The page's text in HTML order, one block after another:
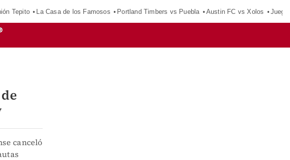
Tepito La Casa de los Famosos Portland Timbers vs Puebla Austin FC vs Xolos
canceló